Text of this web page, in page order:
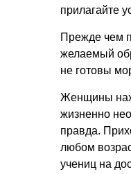
прилагайте
Прежде чем
желаемый
не готовы
Женщины
жизненно
правда.
любом
учениц на